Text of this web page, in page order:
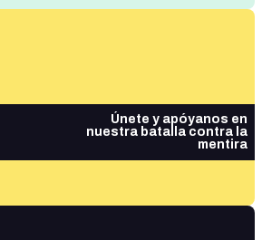
Únete y apóyanos en
nuestra batalla contra la
mentira